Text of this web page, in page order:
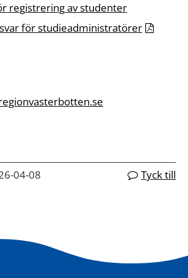
registrering av studenter
för studieadministratörer
04-08 Tyck till